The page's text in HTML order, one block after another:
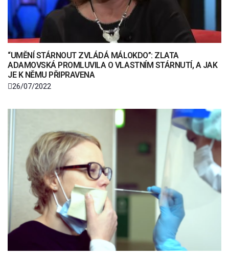
“UMĚNÍ STÁRNOUT ZVLÁDÁ MÁLOKDO”: ZLATA
ADAMOVSKÁ PROMLUVILA O VLASTNÍM STÁRNUTÍ, A JAK
JE K NĚMU PŘIPRAVENA
26/07/2022